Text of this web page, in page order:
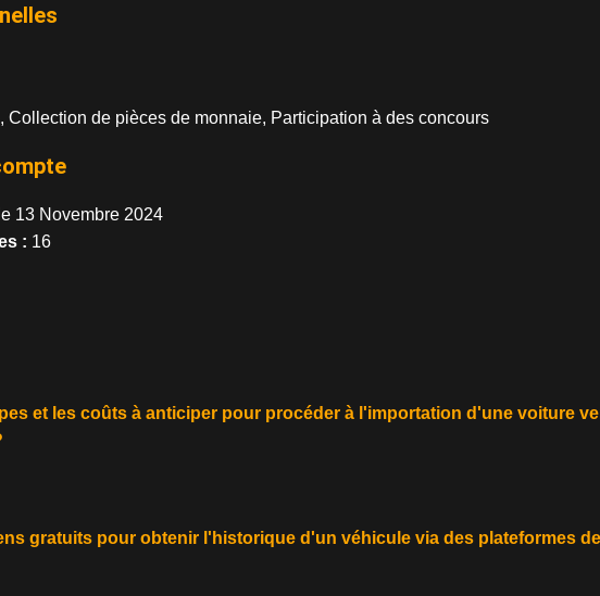
Collection de pièces de monnaie, Participation à des concours
le 13 Novembre 2024
: 16
et les coûts à anticiper pour procéder à l'importation d'une voiture
gratuits pour obtenir l'historique d'un véhicule via des plateformes